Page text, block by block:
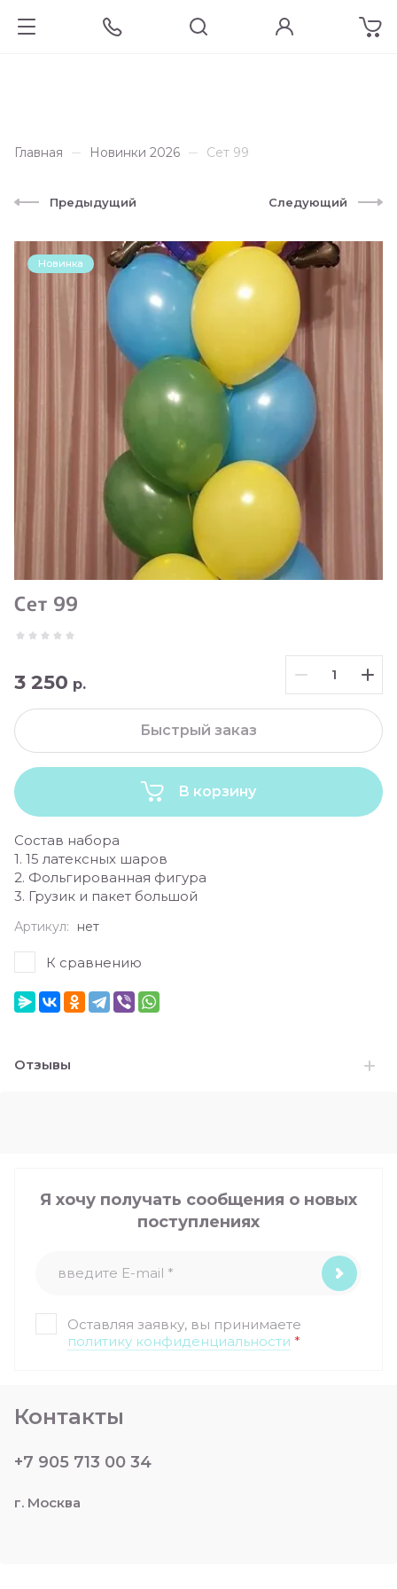
Главная Новинки 2026 Сет 99
Предыдущий Следующий
Новинка
Сет 99
3 250 р.
В корзину
Быстрый заказ
Состав набора
1. 15 латексных шаров
2. Фольгированная фигура
3. Грузик и пакет большой
Артикул: нет
К сравнению
Отзывы
Контакты
+7 905 713 00 34
г. Москва
Я хочу получать сообщения о новых
поступлениях
Оставляя заявку, вы принимаете
политику конфиденциальности *